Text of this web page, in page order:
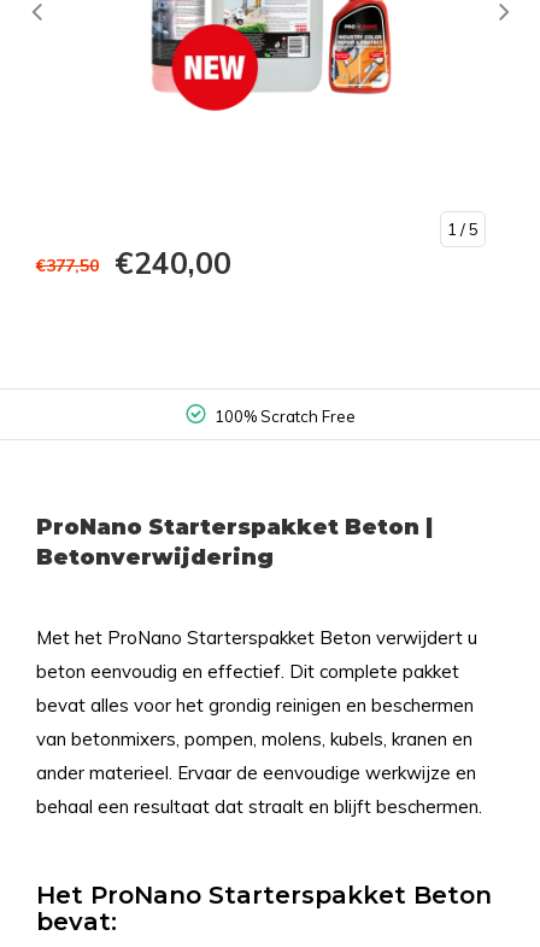
1 / 5
€377,50 €240,00
100% Scratch Free
ProNano Starterspakket Beton |
Betonverwijdering
Met het ProNano Starterspakket Beton verwijdert u
beton eenvoudig en effectief. Dit complete pakket
bevat alles voor het grondig reinigen en beschermen
van betonmixers, pompen, molens, kubels, kranen en
ander materieel. Ervaar de eenvoudige werkwijze en
behaal een resultaat dat straalt en blijft beschermen.
Het ProNano Starterspakket Beton
bevat: